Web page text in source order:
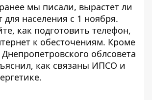
мы писали, вырастет ли
для населения с 1 ноября.
как подготовить телефон,
к обесточениям. Кроме
Днепропетровского облсовета
как связаны ИПСО и
.